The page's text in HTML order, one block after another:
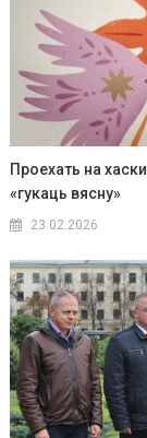
Проехать на
«гукаць вясну»
23.02.2026